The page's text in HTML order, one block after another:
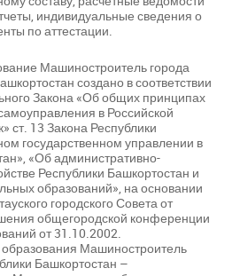
индивидуальные сведения о
по аттестации.
Машиностроитель города
создано в соответствии
Закона «Об общих принципах
в Российской
ст. 13 Закона Республики
государственном управлении в
«Об административно-
Республики Башкортостан и
образований», на основании
городского Совета от
общегородской конференции
от 31.10.2002.
Машиностроитель
Башкортостан –